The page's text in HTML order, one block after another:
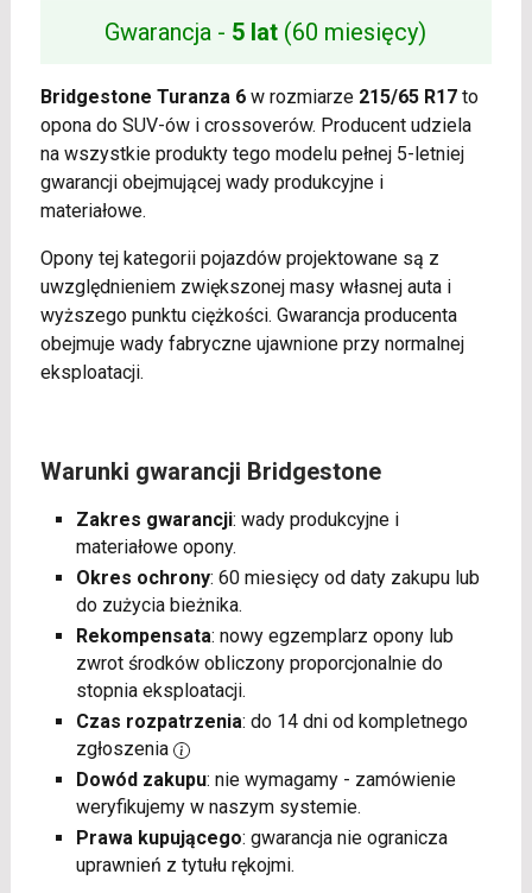
Gwarancja - 5 lat (60 miesięcy)
Bridgestone Turanza 6w rozmiarze 215/65 R17to
opona do SUV-ów i crossoverów. Producent udziela
na wszystkie produkty tego modelu pełnej 5-letniej
gwarancji obejmującej wady produkcyjne i
materiałowe.
Opony tej kategorii pojazdów projektowane są z
uwzględnieniem zwiększonej masy własnej auta i
wyższego punktu ciężkości. Gwarancja producenta
obejmuje wady fabryczne ujawnione przy normalnej
eksploatacji.
Warunki gwarancji Bridgestone
Zakres gwarancji: wady produkcyjne i
materiałowe opony.
Okres ochrony: 60 miesięcy od daty zakupu lub
do zużycia bieżnika.
Rekompensata: nowy egzemplarz opony lub
zwrot środków obliczony proporcjonalnie do
stopnia eksploatacji.
Czas rozpatrzenia: do 14 dni od kompletnego
zgłoszenia
Dowód zakupu: nie wymagamy - zamówienie
weryfikujemy w naszym systemie.
Prawa kupującego: gwarancja nie ogranicza
uprawnień z tytułu rękojmi.